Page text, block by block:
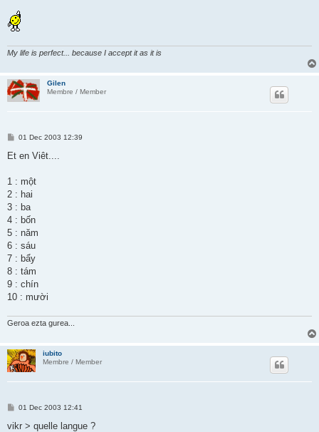
My life is perfect... because I accept it as it is
Gilen
Membre / Member
P
s
01 Dec 2003 12:39
Et en Viêt....
1 : một
2 : hai
3 : ba
4 : bốn
5 : năm
6 : sáu
7 : bẩy
8 : tám
9 : chín
10 : mười
Geroa ezta gurea...
iubito
Membre / Member
P
s
01 Dec 2003 12:41
vikr > quelle langue ?